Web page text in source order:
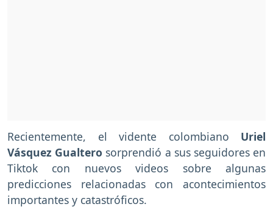
Recientemente, el vidente colombiano Uriel
Vásquez Gualtero sorprendió a sus seguidores en
Tiktok con nuevos videos sobre algunas
predicciones relacionadas con acontecimientos
importantes y catastróficos.